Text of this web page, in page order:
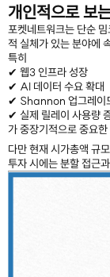
개인적으로 보
포켓네트워크는 단순
적 실체가 있는 분야에
특히
✔ 웹3 인프라 성장
✔ AI 데이터 수요 확대
✔ Shannon 업그레이
✔ 실제 릴레이 사용량
가 중장기적으로 중요
다만 현재 시가총액 규
투자 시에는 분할 접근